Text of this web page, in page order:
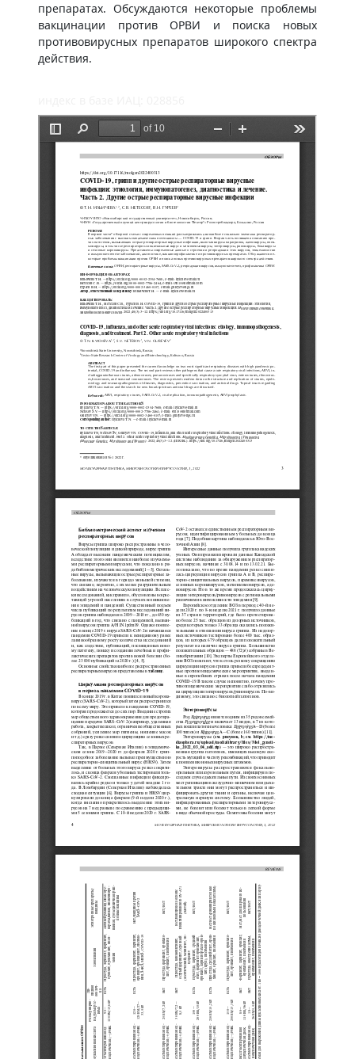
препаратах. Обсуждаются некоторые проблемы
вакцинации против ОРВИ и поиска новых
противовирусных препаратов широкого спектра
действия.